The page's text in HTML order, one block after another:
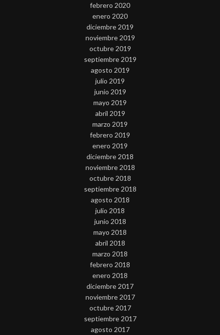
febrero 2020
enero 2020
diciembre 2019
noviembre 2019
octubre 2019
septiembre 2019
agosto 2019
julio 2019
junio 2019
mayo 2019
abril 2019
marzo 2019
febrero 2019
enero 2019
diciembre 2018
noviembre 2018
octubre 2018
septiembre 2018
agosto 2018
julio 2018
junio 2018
mayo 2018
abril 2018
marzo 2018
febrero 2018
enero 2018
diciembre 2017
noviembre 2017
octubre 2017
septiembre 2017
agosto 2017